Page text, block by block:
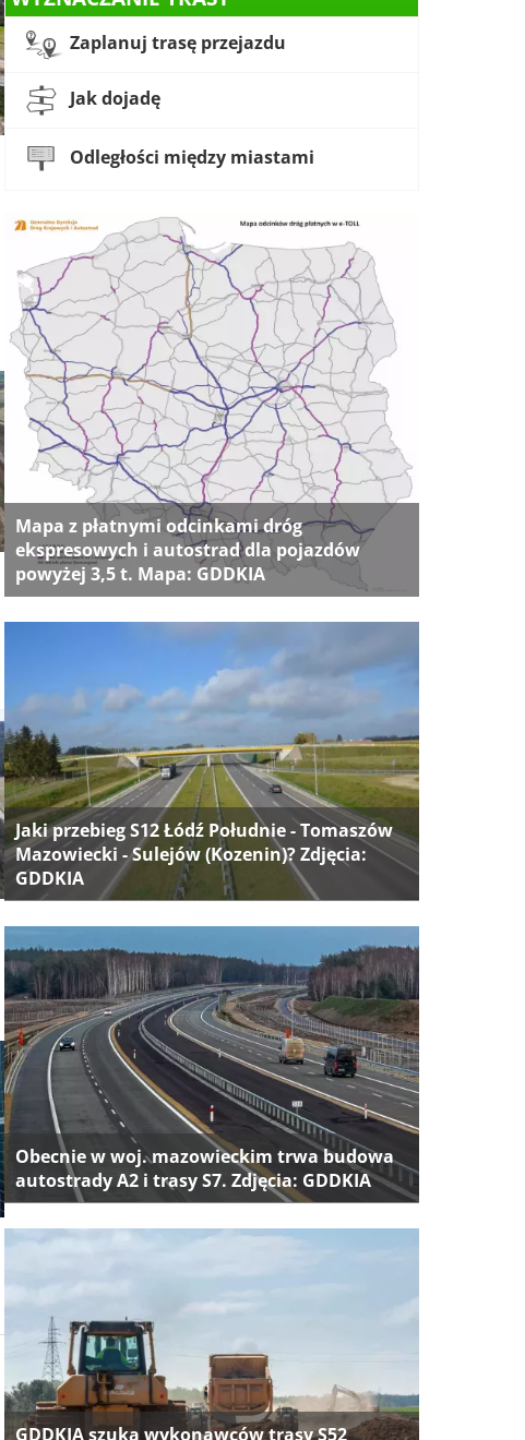
Zaplanuj trasę przejazdu
Jak dojadę
Odległości między miastami
Mapa z płatnymi odcinkami dróg
ekspresowych i autostrad dla pojazdów
powyżej 3,5 t. Mapa: GDDKIA
Jaki przebieg S12 Łódź Południe - Tomaszów
Mazowiecki - Sulejów (Kozenin)? Zdjęcia:
GDDKIA
Obecnie w woj. mazowieckim trwa budowa
autostrady A2 i trasy S7. Zdjęcia: GDDKIA
GDDKIA szuka wykonawców trasy S52